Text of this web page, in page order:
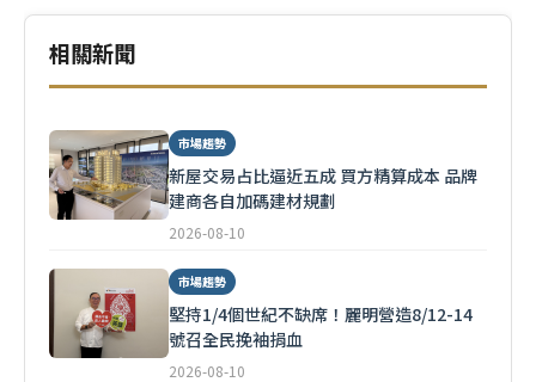
相關新聞
市場趨勢
新屋交易占比逼近五成 買方精算成本 品牌
建商各自加碼建材規劃
2026-08-10
市場趨勢
堅持1/4個世紀不缺席！麗明營造8/12-14
號召全民挽袖捐血
2026-08-10